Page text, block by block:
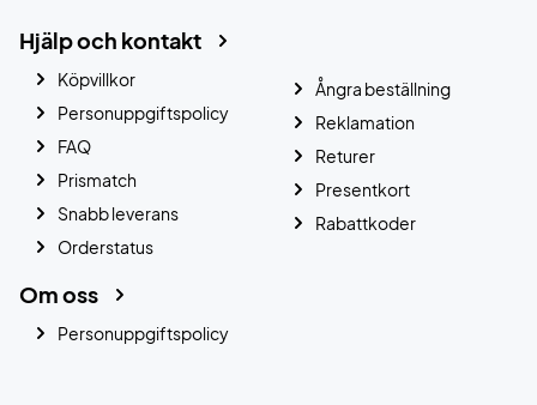
Hjälp och kontakt
Köpvillkor
Personuppgiftspolicy
FAQ
Prismatch
Snabb leverans
Orderstatus
Ångra beställning
Reklamation
Returer
Presentkort
Rabattkoder
Om oss
Personuppgiftspolicy